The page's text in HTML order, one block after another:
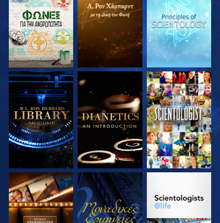
ΕΞΕΡΕΥΝΗΣΤΕ ΤΗ
ΣΕΙΡΑ
ΕΞΕΡΕΥΝΗΣΤΕ ΤΗ
ΣΕΙΡΑ
ΕΞΕΡΕΥΝΗΣΤΕ ΤΗ
ΣΕΙΡΑ
ΕΞΕΡΕΥΝΗΣΤΕ ΤΗ
ΣΕΙΡΑ
ΕΞΕΡΕΥΝΗΣΤΕ ΤΗ
ΣΕΙΡΑ
ΠΑΡΑΚΟΛΟΥΘΗΣΤΕ
ΕΞΕΡΕΥΝΗΣΤΕ ΤΗ
ΣΕΙΡΑ
ΠΑΡΑΚΟΛΟΥΘΗΣΤΕ
ΕΞΕΡΕΥΝΗΣΤΕ ΤΗ